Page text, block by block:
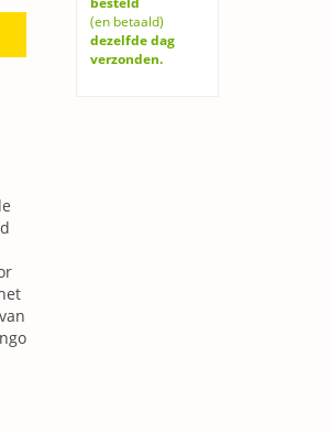
(en betaald)
dezelfde dag
verzonden.